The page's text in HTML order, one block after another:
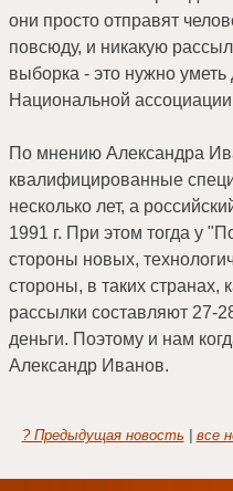
они просто отправят
повсюду, и никакую
выборка - это нужно уметь
Национальной
По мнению Александра
квалифицированные
несколько лет, а
1991 г. При этом тогда у
стороны новых,
стороны, в таких
рассылки составляют 27-
деньги. Поэтому и нам
Александр Иванов.
? Предыдущая новость все